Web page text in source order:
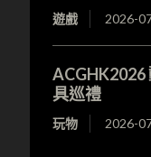
遊戲 2026-
具巡禮
玩物 2026-